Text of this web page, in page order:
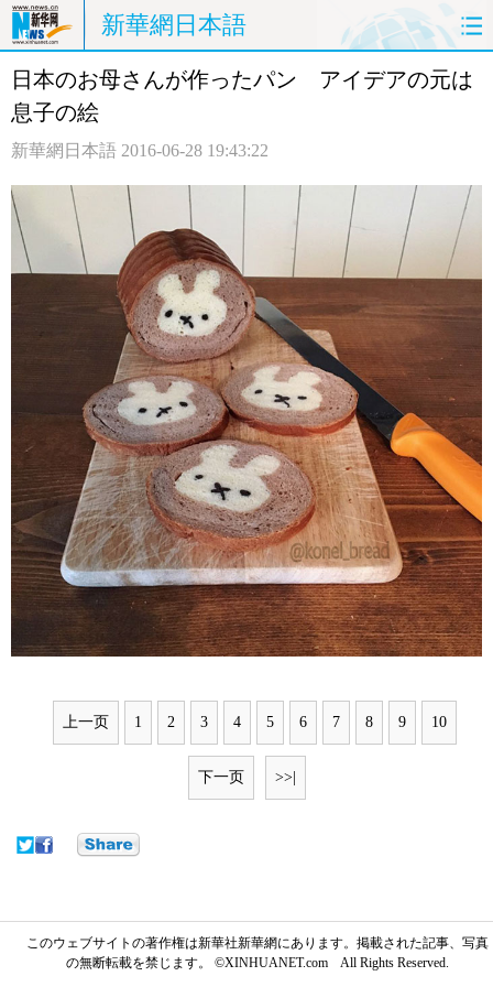
新華網日本語
ホームページ 政治 経済
観光 評論 写真
中日対訳
日本のお母さんが作ったパン アイデアの元は
息子の絵
新華網日本語 2016-06-28 19:43:22
上一页 1 2 3 4 5 6 7 8 9 10
下一页 >>|
このウェブサイトの著作権は新華社新華網にあります。掲載された記事、写真
の無断転載を禁じます。 ©XINHUANET.com All Rights Reserved.